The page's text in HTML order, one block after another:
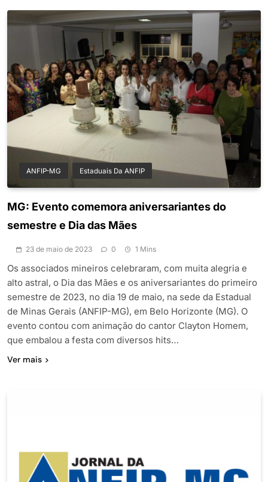
ANFIP-MG Estaduais Da ANFIP
MG: Evento comemora aniversariantes do
semestre e Dia das Mães
23 de maio de 2023 0 1 Mins
Os associados mineiros celebraram, com muita alegria e
alto astral, o Dia das Mães e os aniversariantes do primeiro
semestre de 2023, no dia 19 de maio, na sede da Estadual
de Minas Gerais (ANFIP-MG), em Belo Horizonte (MG). O
evento contou com animação do cantor Clayton Homem,
que embalou a festa com diversos hits…
Ver mais